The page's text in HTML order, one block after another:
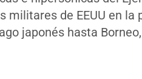
militares de EEUU en la
japonés hasta